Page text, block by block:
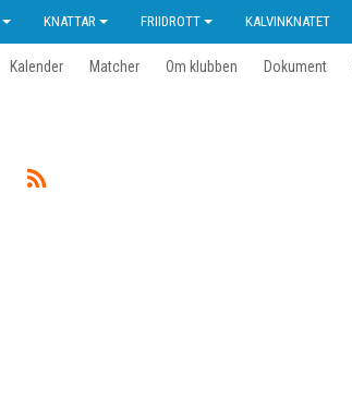
KNATTAR FRIIDROTT KALVINKNATET
Kalender Matcher Om klubben Dokument